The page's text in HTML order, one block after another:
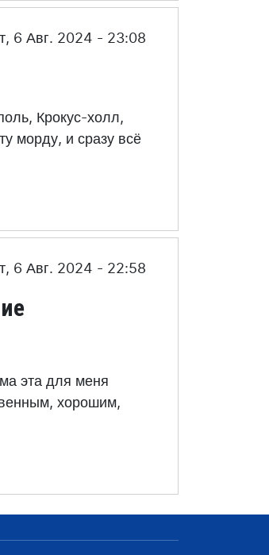
6 Авг. 2024 - 23:08
Крокус-холл,
морду, и сразу всё
6 Авг. 2024 - 22:58
эта для меня
хорошим,